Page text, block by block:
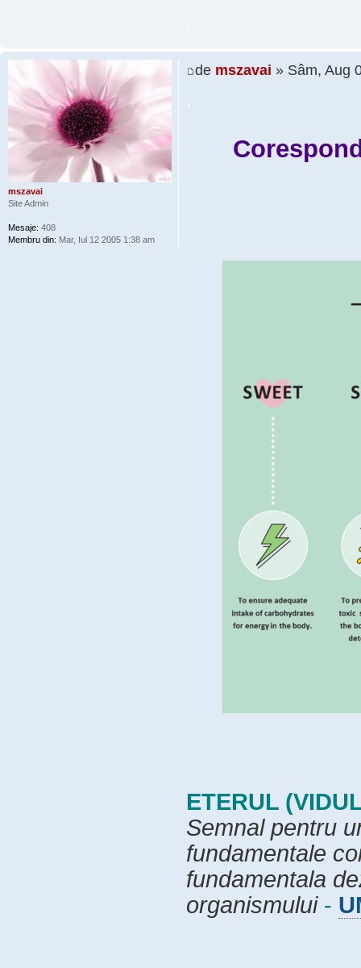
de mszavai » Sâm, Aug
.
ETERUL
Semnal pentru
fundamentale
fundamentala
organismului -
mszavai
Site Admin
Mesaje: 408
Membru din: Mar, Iul 12 2005 1:38 am